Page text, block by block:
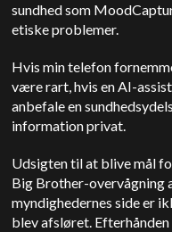
sundhed som
etiske problemer.
Hvis min telefon
være rart, hvis en AI-
anbefale en
information privat.
Udsigten til at blive mål
Big Brother-overvågning
myndighedernes side er
blev afsløret.